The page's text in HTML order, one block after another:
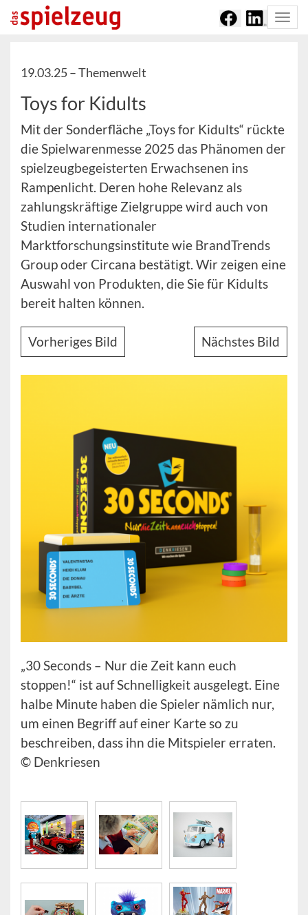
19.03.25 –Themenwelt
Toys for Kidults
Mit der Sonderfläche „Toys for Kidults“ rückte
die Spielwarenmesse 2025 das Phänomen der
spielzeugbegeisterten Erwachsenen ins
Rampenlicht. Deren hohe Relevanz als
zahlungskräftige Zielgruppe wird auch von
Studien internationaler
Marktforschungsinstitute wie BrandTrends
Group oder Circana bestätigt. Wir zeigen eine
Auswahl von Produkten, die Sie für Kidults
bereit halten können.
Vorheriges Bild Nächstes Bild
„30 Seconds – Nur die Zeit kann euch
stoppen!“ ist auf Schnelligkeit ausgelegt. Eine
halbe Minute haben die Spieler nämlich nur,
um einen Begriff auf einer Karte so zu
beschreiben, dass ihn die Mitspieler erraten.
© Denkriesen